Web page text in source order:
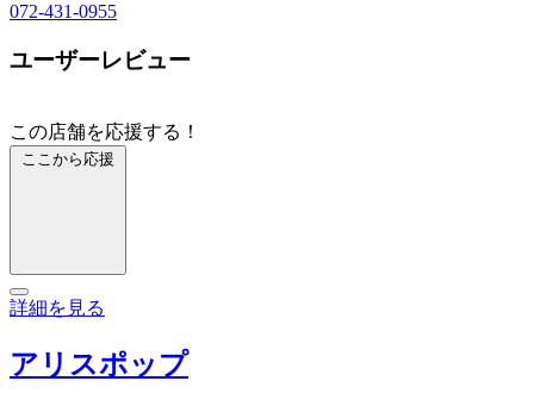
072-431-0955
ユーザーレビュー
この店舗を応援する！
ここから応援
詳細を見る
アリスポップ